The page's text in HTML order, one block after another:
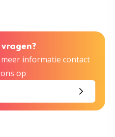
vragen?
informatie contact
op